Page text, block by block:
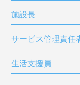
施設長
サービス管理責任
生活支援員